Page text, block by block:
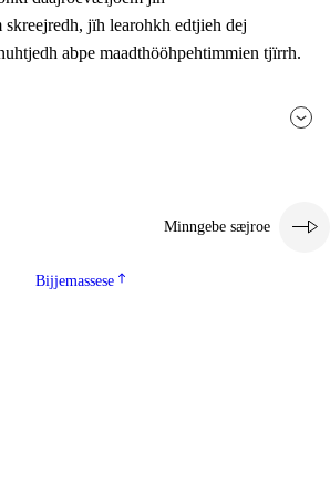
skreejredh, jïh learohkh edtjieh dej
abpe maadthööhpehtimmien tjïrrh.
Minngebe sæjroe
Bijjemassese